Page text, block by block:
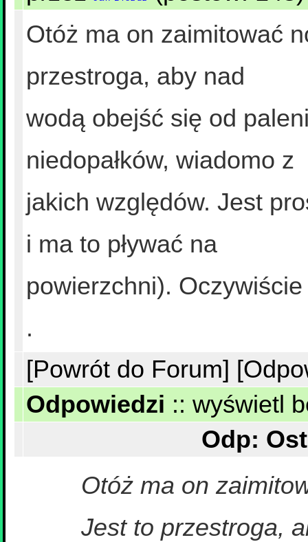
Otóż ma on zaimitować
przestroga, aby nad
wodą obejść się od
niedopałków, wiadomo z
jakich względów. Jest
i ma to pływać na
powierzchni).
.
[Powrót do Forum]
Odpowiedzi :: wyświetl
Otóż ma on
Jest to przestroga,